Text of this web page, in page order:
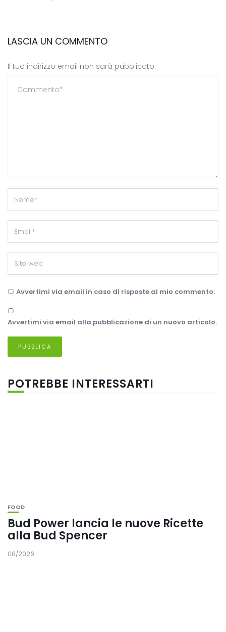
LASCIA UN COMMENTO
Il tuo indirizzo email non sarà pubblicato.
Avvertimi via email in caso di risposte al mio commento.
Avvertimi via email alla pubblicazione di un nuovo articolo.
POTREBBE INTERESSARTI
FOOD
Bud Power lancia le nuove Ricette
alla Bud Spencer
08/2026